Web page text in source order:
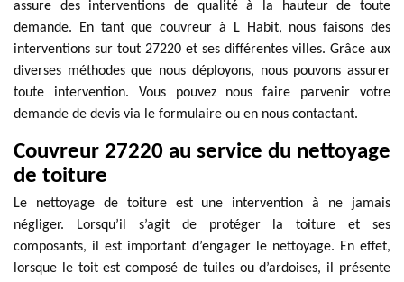
assure des interventions de qualité à la hauteur de toute
demande. En tant que couvreur à L Habit, nous faisons des
interventions sur tout 27220 et ses différentes villes. Grâce aux
diverses méthodes que nous déployons, nous pouvons assurer
toute intervention. Vous pouvez nous faire parvenir votre
demande de devis via le formulaire ou en nous contactant.
Couvreur 27220 au service du nettoyage
de toiture
Le nettoyage de toiture est une intervention à ne jamais
négliger. Lorsqu’il s’agit de protéger la toiture et ses
composants, il est important d’engager le nettoyage. En effet,
lorsque le toit est composé de tuiles ou d’ardoises, il présente